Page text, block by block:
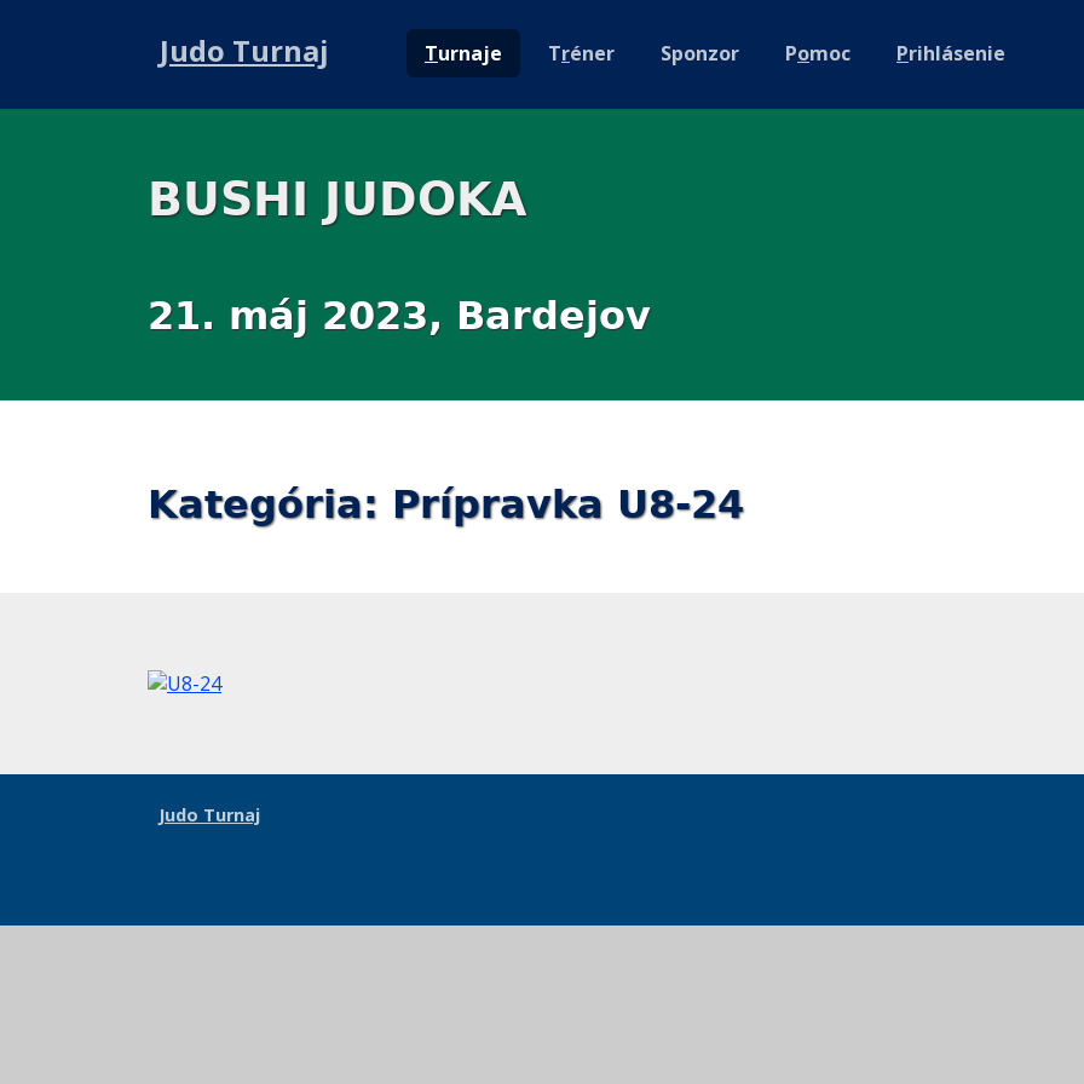
Judo Turnaj Turnaje Tréner Sponzor Pomoc Prihlásenie
BUSHI JUDOKA
21. máj 2023, Bardejov
Kategória: Prípravka U8-24
Judo Turnaj